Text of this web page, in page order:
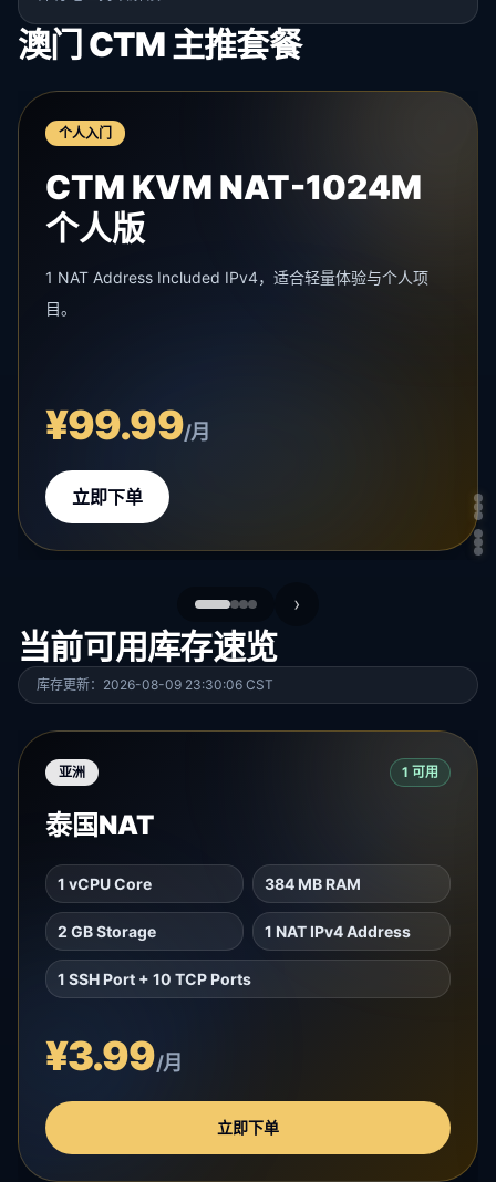
澳门 CTM 主推套餐
个人入门
CTM KVM NAT-1024M
个人版
1 NAT Address Included IPv4，适合轻量体验与个人项
目。
¥99.99/月
立即下单
›
当前可用库存速览
库存更新：2026-08-09 23:30:06 CST
亚洲 1 可用
泰国NAT
1 vCPU Core 384 MB RAM
2 GB Storage 1 NAT IPv4 Address
1 SSH Port + 10 TCP Ports
¥3.99/月
立即下单
4/